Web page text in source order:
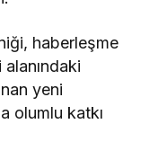
haberleşme
yeni
olumlu katkı